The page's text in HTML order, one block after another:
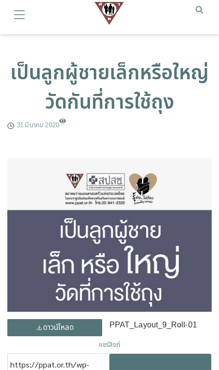
เป็นลูกผู้ชายเล็กหรือใหญ่
วัดกันที่การใช้ถุง
31 มีนาคม 2020
ดาวน์โหลด PPAT_Layout_9_Roll-01
แชร์ลิงก์
https://ppat.or.th/wp-